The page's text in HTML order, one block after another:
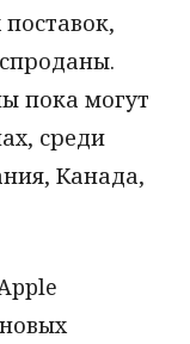
пока могут
среди
Канада,